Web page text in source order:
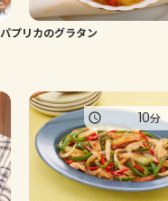
パプリカのグラタン
10分